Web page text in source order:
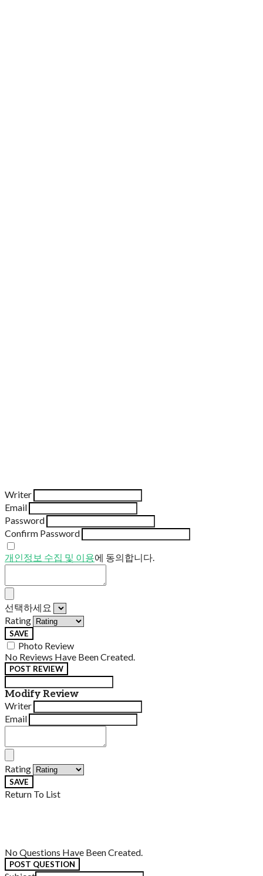
Writer
Email
Password
Confirm Password
개인정보 수집 및 이용에 동의합니다.
선택하세요
Rating
SAVE
Photo Review
No Reviews Have Been Created.
POST REVIEW
Modify Review
Writer
Email
Rating
SAVE
Return To List
No Questions Have Been Created.
POST QUESTION